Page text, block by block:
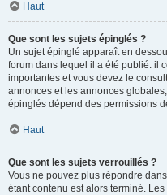
Haut
Que sont les sujets épinglés ?
Un sujet épinglé apparaît en
forum dans lequel il a été publié. il
importantes et vous devez le
annonces et les annonces
épinglés dépend des permissions
Haut
Que sont les sujets verrouillés ?
Vous ne pouvez plus répondre
étant contenu est alors terminé.